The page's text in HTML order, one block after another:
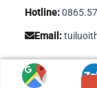
Hotline:
Email:
Copyright 2026 ©